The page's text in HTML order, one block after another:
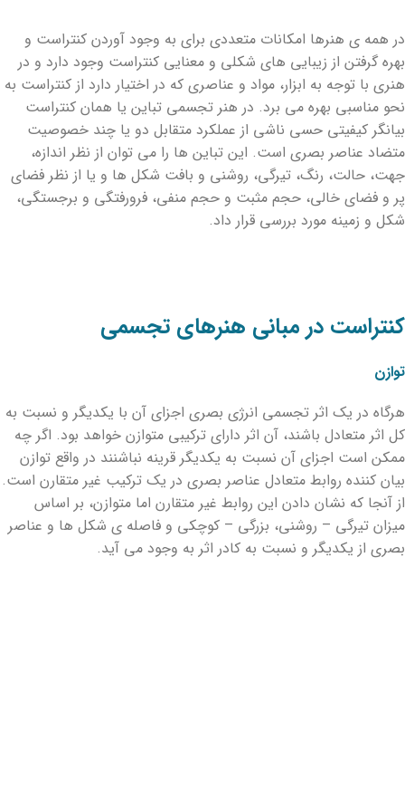
در همه ی هنرها امکانات متعددی برای به وجود آوردن کنتراست و
بهره گرفتن از زیبایی های شکلی و معنایی کنتراست وجود دارد و در
هنری با توجه به ابزار، مواد و عناصری که در اختیار دارد از کنتراست به
نحو مناسبی بهره می برد. در هنر تجسمی تباین یا همان کنتراست
بیانگر کیفیتی حسی ناشی از عملکرد متقابل دو یا چند خصوصیت
متضاد عناصر بصری است. این تباین ها را می توان از نظر اندازه،
جهت، حالت، رنگ، تیرگی، روشنی و بافت شکل ها و یا از نظر فضای
پر و فضای خالی، حجم مثبت و حجم منفی، فرورفتگی و برجستگی،
شکل و زمینه مورد بررسی قرار داد.
کنتراست در مبانی هنرهای تجسمی
توازن
هرگاه در یک اثر تجسمی انرژی بصری اجزای آن با یکدیگر و نسبت به
کل اثر متعادل باشند، آن اثر دارای ترکیبی متوازن خواهد بود. اگر چه
ممکن است اجزای آن نسبت به یکدیگر قرینه نباشنند در واقع توازن
بیان کننده روابط متعادل عناصر بصری در یک ترکیب غیر متقارن است.
از آنجا که نشان دادن این روابط غیر متقارن اما متوازن، بر اساس
میزان تیرگی – روشنی، بزرگی – کوچکی و فاصله ی شکل ها و عناصر
بصری از یکدیگر و نسبت به کادر اثر به وجود می آید.